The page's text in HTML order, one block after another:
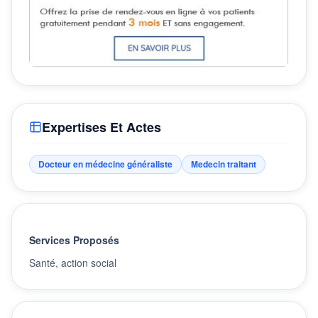
Expertises Et Actes
Docteur en médecine généraliste Medecin traitant
Services Proposés
Santé, action social